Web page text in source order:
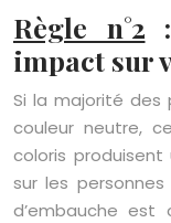
Règle n°2
impact sur
Si la majorité des
couleur neutre,
coloris
sur les
d’embauche